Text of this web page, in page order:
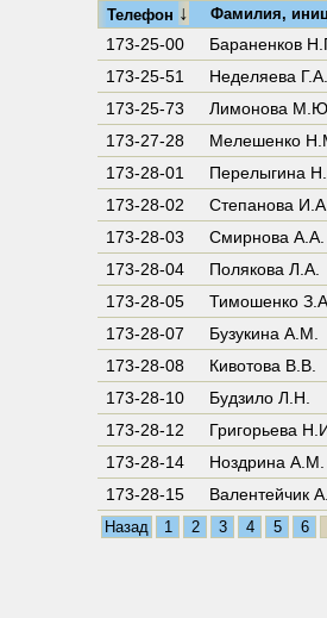
Телефон ↓ Фамилия,
173-25-00 Бараненков
173-25-51
Неделяева Г.А.
173-25-73
Лимонова М.Ю.
173-27-28
Мелешенко
173-28-01
Перелыгина
173-28-02
Степанова И.А.
173-28-03
Смирнова А.А.
173-28-04
Полякова Л.А.
173-28-05
Тимошенко З.А.
173-28-07
Бузукина А.М.
173-28-08
Кивотова В.В.
173-28-10
Будзило Л.Н.
173-28-12
Григорьева
173-28-14
Ноздрина А.М.
173-28-15
Валентейчик
Назад 1 2 3 4 5 6